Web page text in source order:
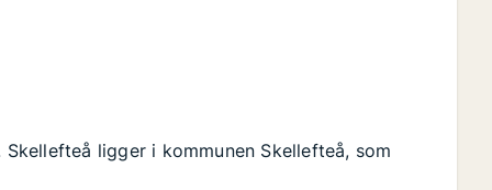
ligger i kommunen Skellefteå, som